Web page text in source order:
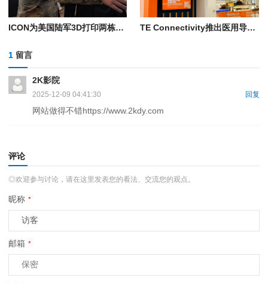
ICON为美国陆军3D打印两栋营房 TE Connectivity推出医用导管3D打印工艺
1 留言
2K影院
2025-12-09 04:41:30 回复
网站做得不错https://www.2kdy.com
评论
◎欢迎参与讨论，请在这里发表您的看法、交流您的观点。
昵称 *
邮箱 *